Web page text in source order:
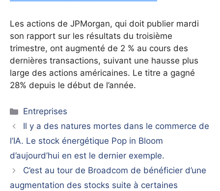
Les actions de JPMorgan, qui doit publier mardi
son rapport sur les résultats du troisième
trimestre, ont augmenté de 2 % au cours des
dernières transactions, suivant une hausse plus
large des actions américaines. Le titre a gagné
28% depuis le début de l’année.
Catégories
Entreprises
Il y a des natures mortes dans le commerce de
l’IA. Le stock énergétique Pop in Bloom
d’aujourd’hui en est le dernier exemple.
C’est au tour de Broadcom de bénéficier d’une
augmentation des stocks suite à certaines